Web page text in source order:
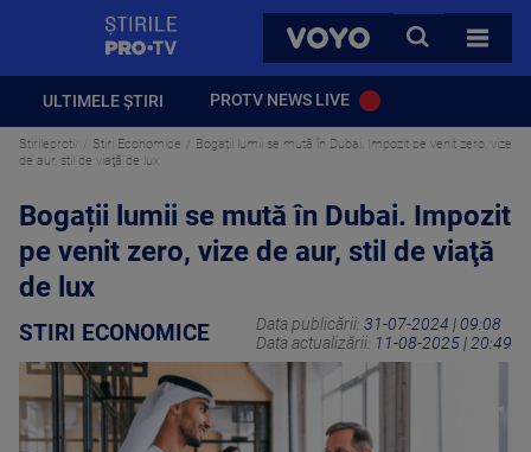
VOYO
CAUTA
TOATE
ULTIMELE ȘTIRI PROTV NEWS LIVE
Stirileprotv Stiri Economice
Bogații lumii se mută în Dubai. Impozit pe venit zero, vize
de aur, stil de viaţă de lux
Bogații lumii se mută în Dubai. Impozit
pe venit zero, vize de aur, stil de viaţă
de lux
STIRI ECONOMICE Data publicării: 31-07-2024 | 09:08
Data actualizării: 11-08-2025 | 20:49